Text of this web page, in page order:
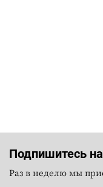
Подпишитесь
Раз в неделю мы